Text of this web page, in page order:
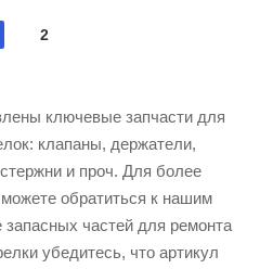
2
ключевые запчасти для
клапаны, держатели,
и проч. Для более
обратиться к нашим
частей для ремонта
убедитесь, что артикул